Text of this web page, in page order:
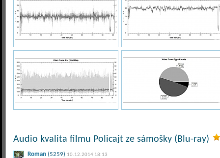
Audio kvalita filmu Policajt ze sámošky (Blu-ray)
Roman (5259) 10.12.2014 18:13